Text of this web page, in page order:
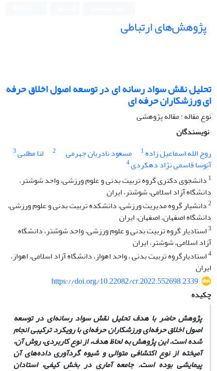
پژوهش‌های ارتباطی
تحلیل نقش سواد رسانه ای در توسعه اصول اخلاق حرفه
ای ورزشکاران حرفه ای
نوع مقاله : مقاله پژوهشی
نویسندگان
روح الله اسماعیل زاده1 مسعود نادریان جهرمی 2 لنا مطلبی3
آتوسا قاسمی نژاد دهکردی4
1 دانشجوی دکتری گروه تربیت بدنی و علوم ورزشی، واحد شوشتر،
دانشگاه آزاد اسلامی، شوشتر، ایران
2دانشیار گروه مدیریت ورزشی، دانشکده تربیت بدنی و علوم ورزشی،
دانشگاه اصفهان، اصفهان، ایران
3استادیار گروه تربیت بدنی و علوم ورزشی، واحد شوشتر، دانشگاه
آزاد اسلامی، شوشتر، ایران
4استادیارگروه تربیت بدنی ، واحد اهواز، دانشگاه آزاد اسلامی، اهواز،
ایران
https://doi.org/10.22082/cr.2022.552698.2339
چکیده
پژوهش حاضر با هدف تحلیل نقش سواد رسانه‌ای در توسعه
اصول اخلاق حرفه‌ای ورزشکاران حرفه‌ای با رویکرد ترکیبی انجام
شده است. این پژوهش به لحاظ هدف، از نوع کاربردی، روش آن،
آمیخته از نوع اکتشافی متوالی و شیوه گردآوری داده‌های آن
پیمایشی بوده است. جامعه آماری در بخش کیفی، استادان